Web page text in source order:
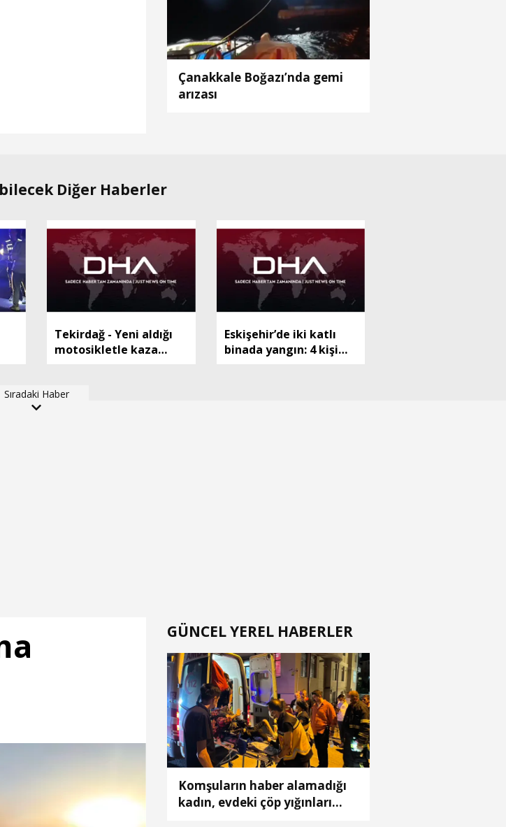
Çanakkale Boğazı’nda gemi
arızası
Diğer Haberler
Tekirdağ - Yeni aldığı
motosikletle kaza
Eskişehir’de iki katlı
binada yangın: 4 kişi
Sıradaki Haber
GÜNCEL YEREL HABERLER
Komşuların haber alamadığı
kadın, evdeki çöp yığınları